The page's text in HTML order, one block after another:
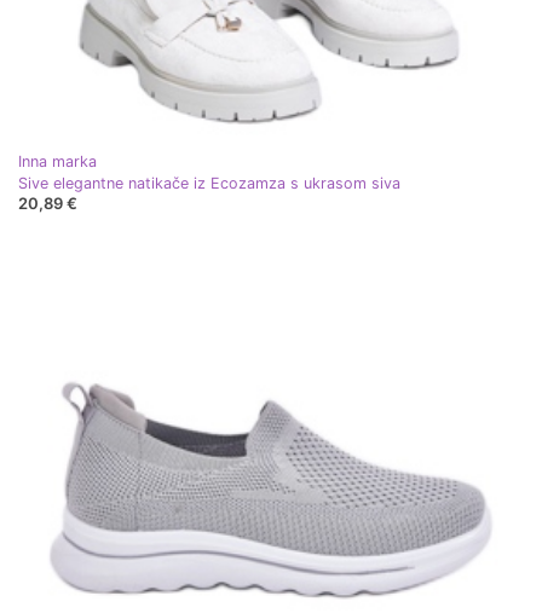
Inna marka
Sive elegantne natikače iz Ecozamza s ukrasom siva
20,89 €